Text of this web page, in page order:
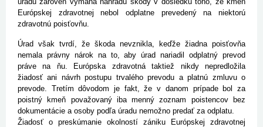
Európskej zdravotnej nebol odplatne prevedený na niektorú
zdravotnú poisťovňu.
Úrad však tvrdí, že škoda nevznikla, keďže žiadna poisťovňa
nemala právny nárok na to, aby úrad nariadil odplatný prevod
práve na ňu. Európska zdravotná taktiež nikdy nepredložila
žiadosť ani návrh postupu trvalého prevodu a platnú zmluvu o
prevode. Tretím dôvodom je fakt, že v danom prípade bol za
poistný kmeň považovaný iba menný zoznam poistencov bez
dokumentácie a osoby podľa úradu nemožno predať za odplatu.
Žiadosť o preskúmanie okolností zániku Európskej zdravotnej